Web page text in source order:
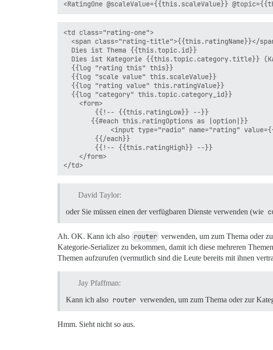
<td class="rating-one">
<span class="rating-title">{{this.ratingName}}</
  Dies ist Thema {{this.topic.id}}
Dies ist Kategorie {{this.topic.category.title}}
  {{log "rating this" this}}
  {{log "scale value" this.scaleValue}}
  {{log "rating value" this.ratingValue}}
  {{log "category" this.topic.category_id}}
    <form>
        {{!-- {{this.ratingLow}} --}}
       {{#each this.ratingOptions as |option|}}
<input type="radio" name="rating"
        {{/each}}
        {{!-- {{this.ratingHigh}} --}}
    </form>
David Taylor:
oder Sie müssen einen der verfügbaren Dienste verwenden (wie
Ah. OK. Kann ich also router verwenden, um zum Thema oder
Kategorie-Serializer zu bekommen, damit ich diese mehreren
Themen aufzurufen (vermutlich sind die Leute bereits mit ihnen
Jay Pfaffman:
Kann ich also router verwenden, um zum Thema oder zur
Hmm. Sieht nicht so aus.